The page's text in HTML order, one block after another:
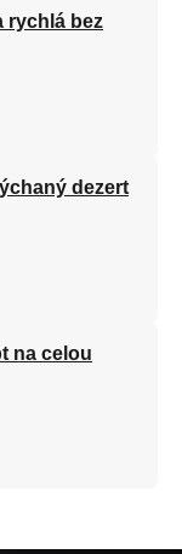
rychlá bez
dezert
na celou